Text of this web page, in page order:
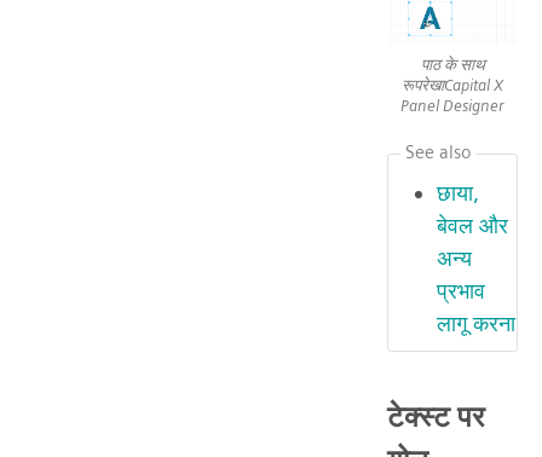
पाठ के साथ
रूपरेखाCapital X
Panel Designer
छाया,
बेवल और
अन्य
प्रभाव
लागू करना
See also
टेक्स्ट पर